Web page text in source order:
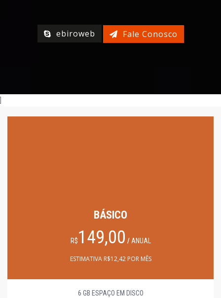
ebiroweb Fale Conosco
BÁSICO
R$149,00 /ANUAL
ESTIMATIVA R$12,42 POR MÊS
6 GB ESPAÇO EM DISCO